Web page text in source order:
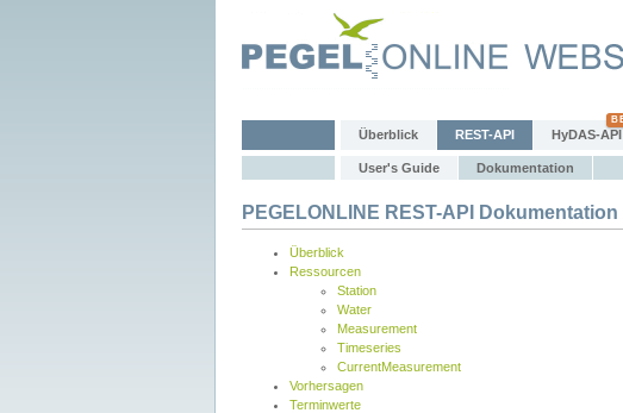
Überblick REST-API HyDAS-API
User's Guide Dokumentation
PEGELONLINE REST-API Dokumentation
Überblick
Ressourcen
Station
Water
Measurement
Timeseries
CurrentMeasurement
Vorhersagen
Terminwerte